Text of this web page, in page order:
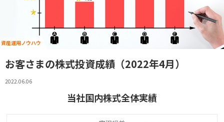
資産運用ノウハウ
お客さまの株式投資成績（2022年4月）
2022.06.06
当社国内株式全体実績